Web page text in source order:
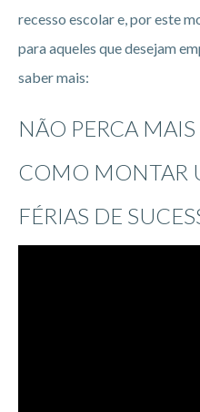
recesso escolar e, por este
para aqueles que desejam
saber mais:
NÃO PERCA
COMO MONTAR
FÉRIAS DE